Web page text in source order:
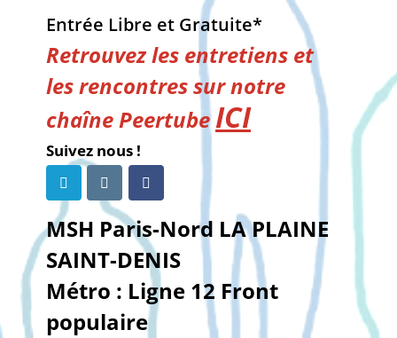
Entrée Libre et Gratuite*
Retrouvez les entretiens et
les rencontres sur notre
chaîne Peertube ICI
Suivez nous !
MSH Paris-Nord LA PLAINE
SAINT-DENIS
Métro : Ligne 12 Front
populaire